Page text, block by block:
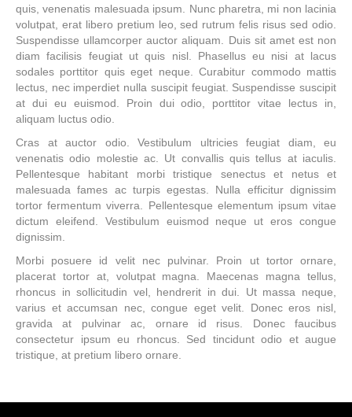
quis, venenatis malesuada ipsum. Nunc pharetra, mi non lacinia
volutpat, erat libero pretium leo, sed rutrum felis risus sed odio.
Suspendisse ullamcorper auctor aliquam. Duis sit amet est non
diam facilisis feugiat ut quis nisl. Phasellus eu nisi at lacus
sodales porttitor quis eget neque. Curabitur commodo mattis
lectus, nec imperdiet nulla suscipit feugiat. Suspendisse suscipit
at dui eu euismod. Proin dui odio, porttitor vitae lectus in,
aliquam luctus odio.
Cras at auctor odio. Vestibulum ultricies feugiat diam, eu
venenatis odio molestie ac. Ut convallis quis tellus at iaculis.
Pellentesque habitant morbi tristique senectus et netus et
malesuada fames ac turpis egestas. Nulla efficitur dignissim
tortor fermentum viverra. Pellentesque elementum ipsum vitae
dictum eleifend. Vestibulum euismod neque ut eros congue
dignissim.
Morbi posuere id velit nec pulvinar. Proin ut tortor ornare,
placerat tortor at, volutpat magna. Maecenas magna tellus,
rhoncus in sollicitudin vel, hendrerit in dui. Ut massa neque,
varius et accumsan nec, congue eget velit. Donec eros nisl,
gravida at pulvinar ac, ornare id risus. Donec faucibus
consectetur ipsum eu rhoncus. Sed tincidunt odio et augue
tristique, at pretium libero ornare.